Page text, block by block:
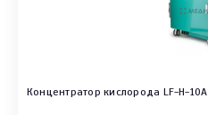
Концентратор кислорода LF-H-10А